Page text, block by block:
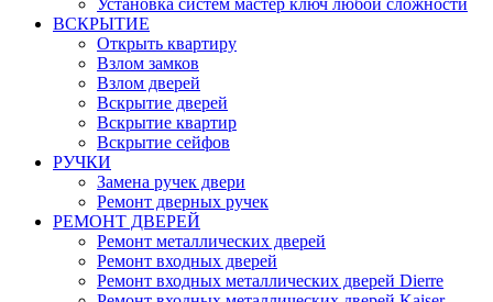
Установка систем мастер ключ любой сложности
ВСКРЫТИЕ
Открыть квартиру
Взлом замков
Взлом дверей
Вскрытие дверей
Вскрытие квартир
Вскрытие сейфов
РУЧКИ
Замена ручек двери
Ремонт дверных ручек
РЕМОНТ ДВЕРЕЙ
Ремонт металлических дверей
Ремонт входных дверей
Ремонт входных металлических дверей Dierre